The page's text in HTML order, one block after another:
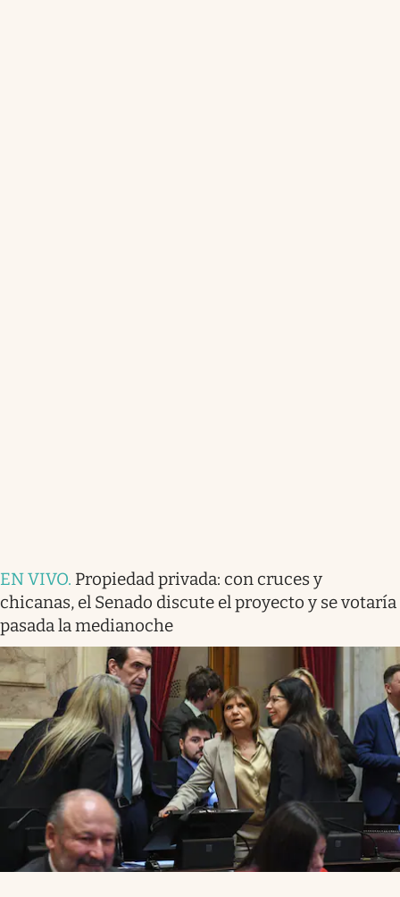
EN VIVO. Propiedad privada: con cruces y
chicanas, el Senado discute el proyecto y se votaría
pasada la medianoche